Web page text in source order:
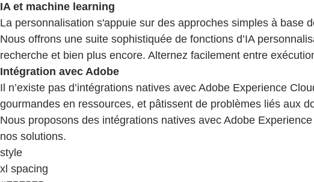
IA et machine learning
La personnalisation s'appuie sur des approches simples à base
Nous offrons une suite sophistiquée de fonctions d’IA
recherche et bien plus encore. Alternez facilement entre
Intégration avec Adobe
Il n’existe pas d’intégrations natives avec Adobe Experience
gourmandes en ressources, et pâtissent de problèmes liés aux
Nous proposons des intégrations natives avec Adobe
nos solutions.
style
xl spacing